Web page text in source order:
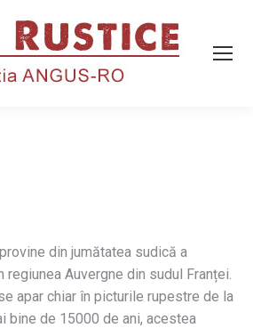
din jumătatea sudică a
regiunea Auvergne din sudul Franței.
apar chiar în picturile rupestre de la
bine de 15000 de ani, acestea